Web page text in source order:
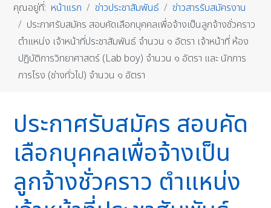
คุณอยู่ที่: หน้าแรก ข่าวประชาสัมพันธ์
ข่าวสารรับสมัครงาน
ประกาศรับสมัคร สอบคัดเลือกบุคคลเพื่อจ้างเป็นลูกจ้างชั่วคราว
ตำแหน่ง เจ้าหน้าที่ประชาสัมพันธ์ จำนวน ๑ อัตรา เจ้าหน้าที่ ห้อง
ปฏิบัติการวิทยาศาสตร์ (Lab boy) จำนวน ๑ อัตรา และ นักการ
ภารโรง (ช่างทั่วไป) จำนวน ๑ อัตรา
ประกาศรับสมัคร สอบคัด
เลือกบุคคลเพื่อจ้างเป็น
ลูกจ้างชั่วคราว ตำแหน่ง